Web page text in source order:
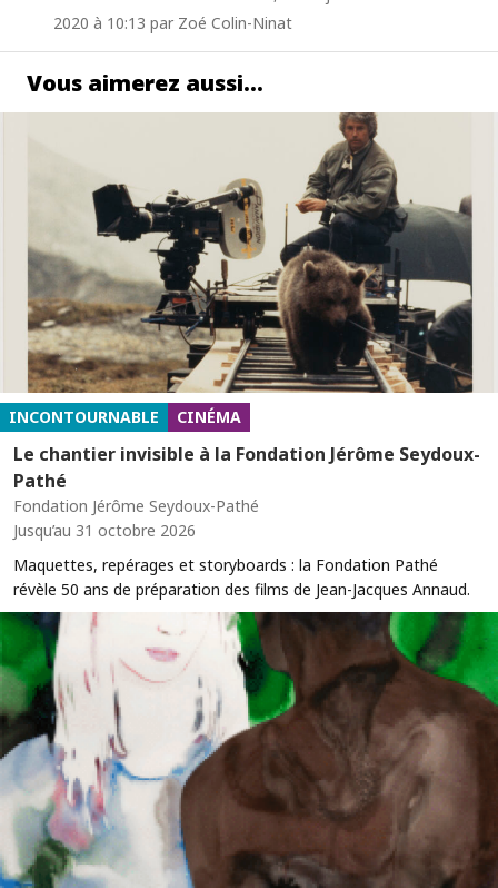
2020 à 10:13 par Zoé Colin-Ninat
Vous aimerez aussi…
INCONTOURNABLE CINÉMA
Le chantier invisible à la Fondation Jérôme Seydoux-
Pathé
Fondation Jérôme Seydoux-Pathé
Jusqu’au 31 octobre 2026
Maquettes, repérages et storyboards : la Fondation Pathé
révèle 50 ans de préparation des films de Jean-Jacques Annaud.